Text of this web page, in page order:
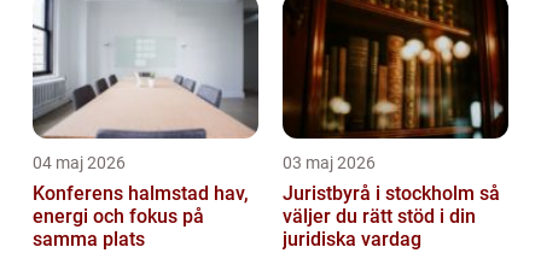
04 maj 2026
Konferens halmstad hav,
energi och fokus på
samma plats
03 maj 2026
Juristbyrå i stockholm så
väljer du rätt stöd i din
juridiska vardag